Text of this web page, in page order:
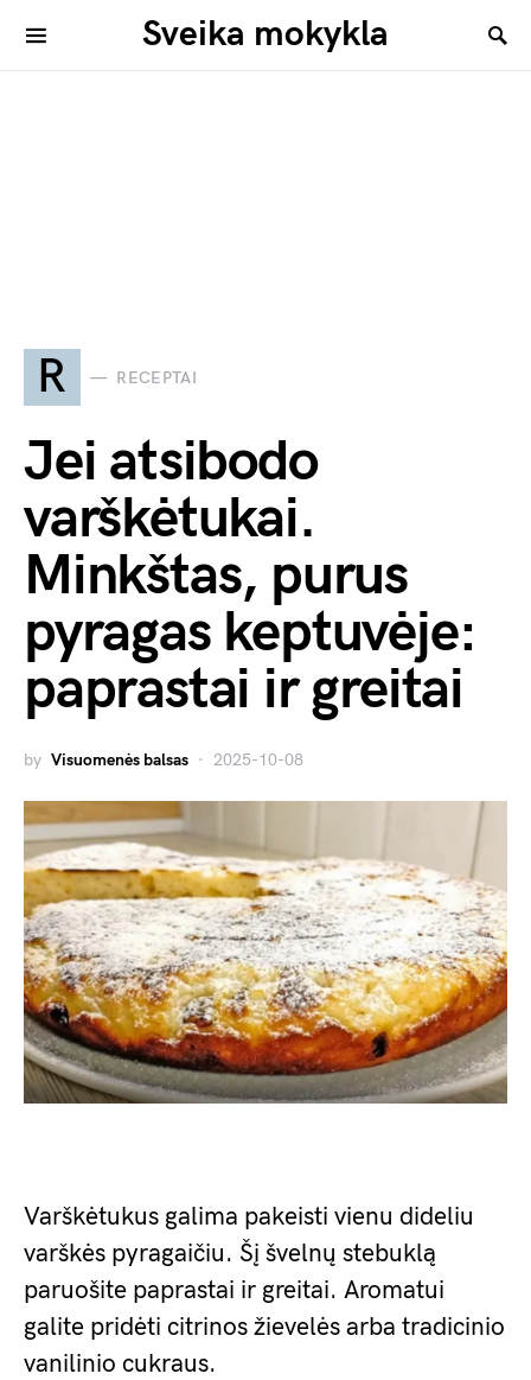
Sveika mokykla
R RECEPTAI
Jei atsibodo
varškėtukai.
Minkštas, purus
pyragas keptuvėje:
paprastai ir greitai
by Visuomenės balsas 2025-10-08
Varškėtukus galima pakeisti vienu dideliu
varškės pyragaičiu. Šį švelnų stebuklą
paruošite paprastai ir greitai. Aromatui
galite pridėti citrinos žievelės arba tradicinio
vanilinio cukraus.